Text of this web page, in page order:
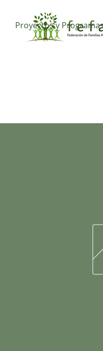
Proyectos y